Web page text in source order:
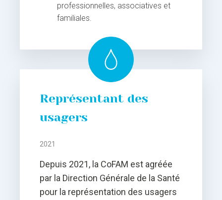
professionnelles, associatives et
familiales.
Représentant des
usagers
2021
Depuis 2021, la CoFAM est agréée
par la Direction Générale de la Santé
pour la représentation des usagers